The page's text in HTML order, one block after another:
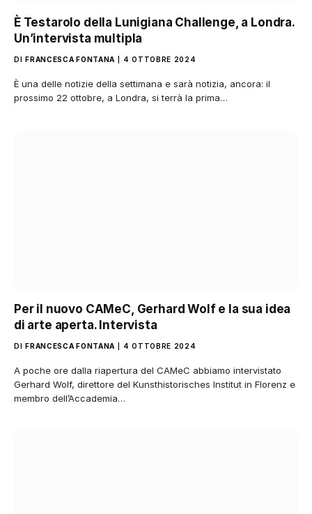
È Testarolo della Lunigiana Challenge, a Londra.
Un’intervista multipla
DI FRANCESCA FONTANA 4 OTTOBRE 2024
È una delle notizie della settimana e sarà notizia, ancora: il
prossimo 22 ottobre, a Londra, si terrà la prima…
Per il nuovo CAMeC, Gerhard Wolf e la sua idea
di arte aperta. Intervista
DI FRANCESCA FONTANA 4 OTTOBRE 2024
A poche ore dalla riapertura del CAMeC abbiamo intervistato
Gerhard Wolf, direttore del Kunsthistorisches Institut in Florenz e
membro dell’Accademia…